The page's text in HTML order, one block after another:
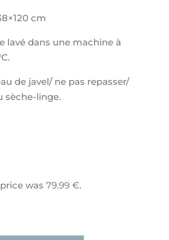
cm
lavé dans une machine à
de javel/ ne pas repasser/
sèche-linge.
was 79.99 €.